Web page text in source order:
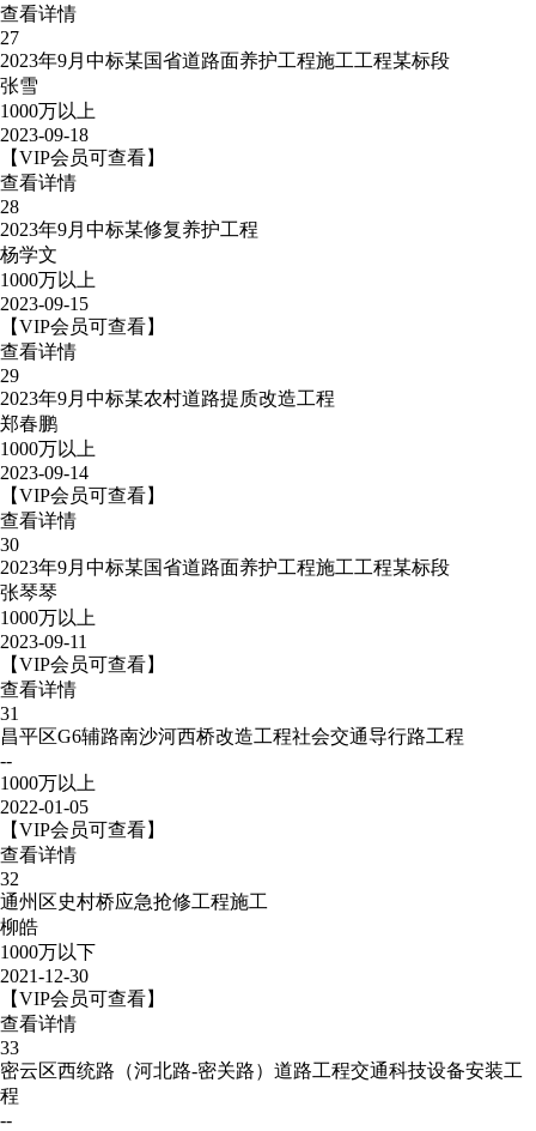
查看详情
27
2023年9月中标某国省道路面养护工程施工工程某标段
张雪
1000万以上
2023-09-18
【VIP会员可查看】
查看详情
28
2023年9月中标某修复养护工程
杨学文
1000万以上
2023-09-15
【VIP会员可查看】
查看详情
29
2023年9月中标某农村道路提质改造工程
郑春鹏
1000万以上
2023-09-14
【VIP会员可查看】
查看详情
30
2023年9月中标某国省道路面养护工程施工工程某标段
张琴琴
1000万以上
2023-09-11
【VIP会员可查看】
查看详情
31
昌平区G6辅路南沙河西桥改造工程社会交通导行路工程
--
1000万以上
2022-01-05
【VIP会员可查看】
查看详情
32
通州区史村桥应急抢修工程施工
柳皓
1000万以下
2021-12-30
【VIP会员可查看】
查看详情
33
密云区西统路（河北路-密关路）道路工程交通科技设备安装工
程
--